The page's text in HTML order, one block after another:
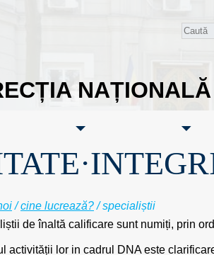
/cine lucrează?/ specialiștii
de înaltă calificare sunt numiți, prin
activității lor in cadrul DNA este